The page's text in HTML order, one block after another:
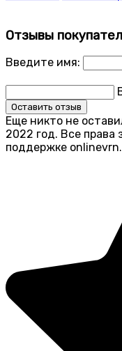
Отзывы
Введите имя:
Оставить отзыв
Еще никто не
2022 год. Все
поддержке